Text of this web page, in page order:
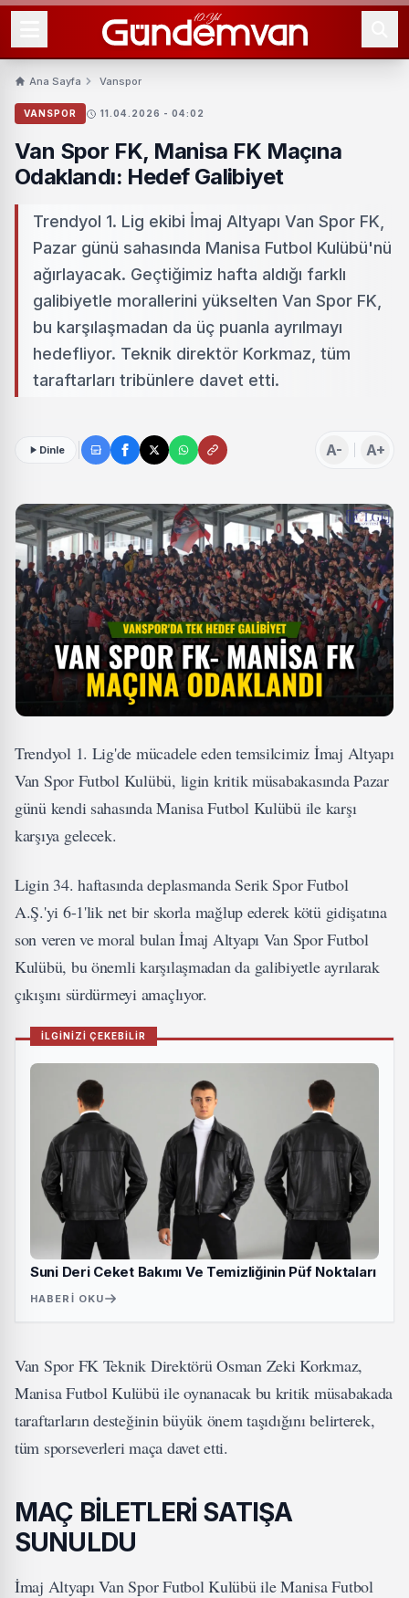
Ana Sayfa Vanspor
VANSPOR 11.04.2026 - 04:02
Van Spor FK, Manisa FK Maçına
Odaklandı: Hedef Galibiyet
Trendyol 1. Lig ekibi İmaj Altyapı Van Spor FK,
Pazar günü sahasında Manisa Futbol Kulübü'nü
ağırlayacak. Geçtiğimiz hafta aldığı farklı
galibiyetle morallerini yükselten Van Spor FK,
bu karşılaşmadan da üç puanla ayrılmayı
hedefliyor. Teknik direktör Korkmaz, tüm
taraftarları tribünlere davet etti.
Dinle A- A+
Trendyol 1. Lig'de mücadele eden temsilcimiz İmaj Altyapı
Van Spor Futbol Kulübü, ligin kritik müsabakasında Pazar
günü kendi sahasında Manisa Futbol Kulübü ile karşı
karşıya gelecek.
Ligin 34. haftasında deplasmanda Serik Spor Futbol
A.Ş.'yi 6-1'lik net bir skorla mağlup ederek kötü gidişatına
son veren ve moral bulan İmaj Altyapı Van Spor Futbol
Kulübü, bu önemli karşılaşmadan da galibiyetle ayrılarak
çıkışını sürdürmeyi amaçlıyor.
İLGİNİZİ ÇEKEBİLİR
Suni Deri Ceket Bakımı Ve Temizliğinin Püf Noktaları
HABERI OKU
Van Spor FK Teknik Direktörü Osman Zeki Korkmaz,
Manisa Futbol Kulübü ile oynanacak bu kritik müsabakada
taraftarların desteğinin büyük önem taşıdığını belirterek,
tüm sporseverleri maça davet etti.
MAÇ BİLETLERİ SATIŞA
SUNULDU
İmaj Altyapı Van Spor Futbol Kulübü ile Manisa Futbol